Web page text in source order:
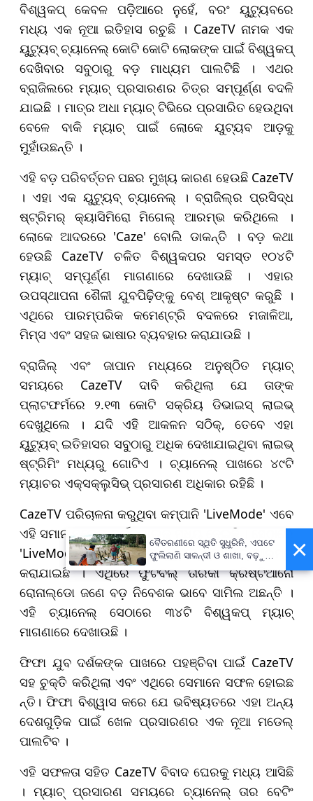
ବିଶ୍ୱକପ୍ କେବଳ ପଡ଼ିଆରେ ନୁହେଁ, ବରଂ ୟୁଟ୍ୟୁବରେ
ମଧ୍ୟ ଏକ ନୂଆ ଇତିହାସ ରଚୁଛି । CazeTV ନାମକ ଏକ
ୟୁଟ୍ୟୁବ୍ ଚ୍ୟାନେଲ୍ କୋଟି କୋଟି ଲୋକଙ୍କ ପାଇଁ ବିଶ୍ୱକପ୍
ଦେଖିବାର ସବୁଠାରୁ ବଡ଼ ମାଧ୍ୟମ ପାଲଟିଛି । ଏଥର
ବ୍ରାଜିଲରେ ମ୍ୟାଚ୍ ପ୍ରସାରଣର ଚିତ୍ର ସମ୍ପୂର୍ଣ୍ଣ ବଦଳି
ଯାଇଛି । ମାତ୍ର ଅଧା ମ୍ୟାଚ୍ ଟିଭିରେ ପ୍ରସାରିତ ହେଉଥିବା
ବେଳେ ବାକି ମ୍ୟାଚ୍ ପାଇଁ ଲୋକେ ୟୁଟ୍ୟବ ଆଡ଼କୁ
ମୁହାଁଉଛନ୍ତି ।
ଏହି ବଡ଼ ପରିବର୍ତ୍ତନ ପଛର ମୁଖ୍ୟ କାରଣ ହେଉଛି CazeTV
। ଏହା ଏକ ୟୁଟ୍ୟୁବ୍ ଚ୍ୟାନେଲ୍ । ବ୍ରାଜିଲ୍‌ର ପ୍ରସିଦ୍ଧ
ଷ୍ଟ୍ରିମର୍ କ୍ୟାସିମିରୋ ମିଗେଲ୍ ଆରମ୍ଭ କରିଥିଲେ ।
ଲୋକେ ଆଦରରେ 'Caze' ବୋଲି ଡାକନ୍ତି । ବଡ଼ କଥା
ହେଉଛି CazeTV ଚଳିତ ବିଶ୍ୱକପର ସମସ୍ତ ୧୦୪ଟି
ମ୍ୟାଚ୍ ସମ୍ପୂର୍ଣ୍ଣ ମାଗଣାରେ ଦେଖାଉଛି । ଏହାର
ଉପସ୍ଥାପନା ଶୈଳୀ ଯୁବପିଢ଼ିଙ୍କୁ ବେଶ୍ ଆକୃଷ୍ଟ କରୁଛି ।
ଏଥିରେ ପାରମ୍ପରିକ କମେଣ୍ଟ୍ରି ବଦଳରେ ମଜାଳିଆ,
ମିମ୍ସ ଏବଂ ସହଜ ଭାଷାର ବ୍ୟବହାର କରାଯାଉଛି ।
ବ୍ରାଜିଲ୍ ଏବଂ ଜାପାନ ମଧ୍ୟରେ ଅନୁଷ୍ଠିତ ମ୍ୟାଚ୍
ସମୟରେ CazeTV ଦାବି କରିଥିଲା ଯେ ତାଙ୍କ
ପ୍ଲାଟଫର୍ମରେ ୨.୧୩ କୋଟି ସକ୍ରିୟ ଡିଭାଇସ୍ ଲାଇଭ୍
ଦେଖୁଥିଲେ । ଯଦି ଏହି ଆକଳନ ସଠିକ୍, ତେବେ ଏହା
ୟୁଟ୍ୟୁବ୍ ଇତିହାସର ସବୁଠାରୁ ଅଧିକ ଦେଖାଯାଇଥିବା ଲାଇଭ୍
ଷ୍ଟ୍ରିମିଂ ମଧ୍ୟରୁ ଗୋଟିଏ । ଚ୍ୟାନେଲ୍ ପାଖରେ ୪୯ଟି
ମ୍ୟାଚର ଏକ୍ସକ୍ଲୁସିଭ୍ ପ୍ରସାରଣ ଅଧିକାର ରହିଛି ।
CazeTV ପରିଚାଳନା କରୁଥିବା କମ୍ପାନି 'LiveMode' ଏବେ
ଏହି ସମାନ ମଡେଲ୍ ପୁର୍ତ୍ତୁଗାଲ୍‌କୁ ମଧ୍ୟ ନେଇଛି । ସେଠାରେ
'LiveModeTV' ନାମରେ ଏକ ୟୁଟ୍ୟୁବ୍ ଚ୍ୟାନେଲ୍ ଆରମ୍ଭ
କରାଯାଇଛି । ଏଥିରେ ଫୁଟବଲ୍ ତାରକା କ୍ରିଷ୍ଟିଆନୋ
ରୋନାଲ୍ଡୋ ଜଣେ ବଡ଼ ନିବେଶକ ଭାବେ ସାମିଲ ଅଛନ୍ତି ।
ଏହି ଚ୍ୟାନେଲ୍ ସେଠାରେ ୩୪ଟି ବିଶ୍ୱକପ୍ ମ୍ୟାଚ୍
ମାଗଣାରେ ଦେଖାଉଛି ।
ଫିଫା ଯୁବ ଦର୍ଶକଙ୍କ ପାଖରେ ପହଞ୍ଚିବା ପାଇଁ CazeTV
ସହ ଚୁକ୍ତି କରିଥିଲା ଏବଂ ଏଥିରେ ସେମାନେ ସଫଳ ହୋଇଛ
ନ୍ତି। ଫିଫା ବିଶ୍ୱାସ କରେ ଯେ ଭବିଷ୍ୟତରେ ଏହା ଅନ୍ୟ
ଦେଶଗୁଡ଼ିକ ପାଇଁ ଖେଳ ପ୍ରସାରଣର ଏକ ନୂଆ ମଡେଲ୍
ପାଲଟିବ ।
ଏହି ସଫଳତା ସହିତ CazeTV ବିବାଦ ଘେରକୁ ମଧ୍ୟ ଆସିଛି
। ମ୍ୟାଚ୍ ପ୍ରସାରଣ ସମୟରେ ଚ୍ୟାନେଲ୍ ତାର ବେଟିଂ
×
ବୈତରଣୀରେ ସ୍ଥିତି ସୁଧୁରିନି, ଏପଟେ
ଫୁଲିଲାଣି ସାଳନ୍ଦୀ ଓ ଶାଖା, ବଢ଼ୁଛି
ବନ୍ୟା ଭୟ